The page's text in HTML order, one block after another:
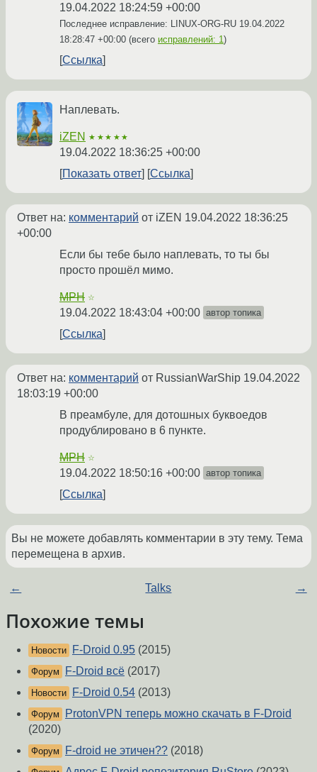
19.04.2022 18:24:59 +00:00
Последнее исправление: LINUX-ORG-RU 19.04.2022
18:28:47 +00:00 (всего исправлений: 1)
Ссылка
Наплевать.
iZEN ★★★★★
19.04.2022 18:36:25 +00:00
Показать ответ
Ссылка
Ответ на: комментарий от iZEN 19.04.2022 18:36:25
+00:00
Если бы тебе было наплевать, то ты бы
просто прошёл мимо.
MPH ☆
19.04.2022 18:43:04 +00:00 автор топика
Ссылка
Ответ на: комментарий от RussianWarShip 19.04.2022
18:03:19 +00:00
В преамбуле, для дотошных буквоедов
продублировано в 6 пункте.
MPH ☆
19.04.2022 18:50:16 +00:00 автор топика
Ссылка
Вы не можете добавлять комментарии в эту тему. Тема
перемещена в архив.
← Talks →
Похожие темы
Новости F-Droid 0.95 (2015)
Форум F-Droid всё (2017)
Новости F-Droid 0.54 (2013)
Форум
ProtonVPN теперь можно скачать в F-Droid
(2020)
Форум F-droid не этичен?? (2018)